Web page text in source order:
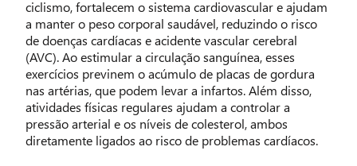
ciclismo, fortalecem o sistema cardiovascular e ajudam
a manter o peso corporal saudável, reduzindo o risco
de doenças cardíacas e acidente vascular cerebral
(AVC). Ao estimular a circulação sanguínea, esses
exercícios previnem o acúmulo de placas de gordura
nas artérias, que podem levar a infartos. Além disso,
atividades físicas regulares ajudam a controlar a
pressão arterial e os níveis de colesterol, ambos
diretamente ligados ao risco de problemas cardíacos.